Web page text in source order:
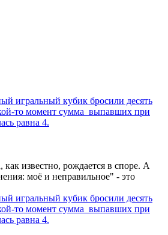
игральный кубик бросили десять
то момент сумма выпавших при
равна 4.
как известно, рождается в споре. А
моё и неправильное" - это
игральный кубик бросили десять
то момент сумма выпавших при
равна 4.